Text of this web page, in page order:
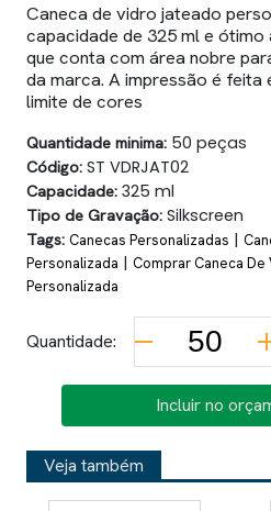
Caneca de vidro jateado
capacidade de 325 ml e ótimo
que conta com área nobre
da marca. A impressão é feita
limite de cores
Quantidade minima: 50 peças
Código: ST VDRJAT02
Capacidade: 325 ml
Tipo de Gravação: Silkscreen
Tags: Canecas Personalizadas |
Personalizada | Comprar Caneca
Personalizada
Quantidade:
Incluir no
Veja também